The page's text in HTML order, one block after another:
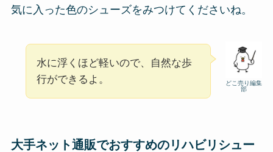
気に入った色のシューズをみつけてくださいね。
どこ売り編集
部
水に浮くほど軽いので、自然な歩
行ができるよ。
大手ネット通販でおすすめのリハビリシュー